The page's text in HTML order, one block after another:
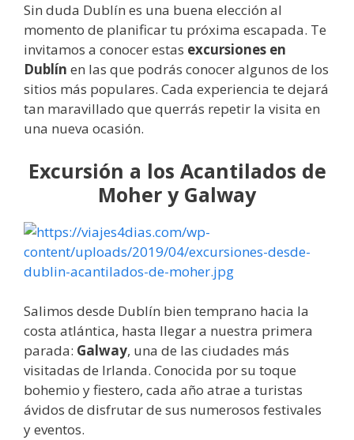
Sin duda Dublín es una buena elección al
momento de planificar tu próxima escapada. Te
invitamos a conocer estas excursiones en
Dublín en las que podrás conocer algunos de los
sitios más populares. Cada experiencia te dejará
tan maravillado que querrás repetir la visita en
una nueva ocasión.
Excursión a los Acantilados de
Moher y Galway
Salimos desde Dublín bien temprano hacia la
costa atlántica, hasta llegar a nuestra primera
parada: Galway, una de las ciudades más
visitadas de Irlanda. Conocida por su toque
bohemio y fiestero, cada año atrae a turistas
ávidos de disfrutar de sus numerosos festivales
y eventos.